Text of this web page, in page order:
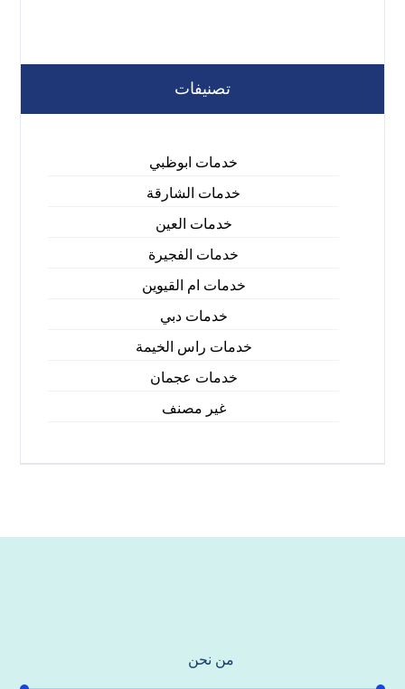
تصنيفات
خدمات ابوظبي
خدمات الشارقة
خدمات العين
خدمات الفجيرة
خدمات ام القيوين
خدمات دبي
خدمات راس الخيمة
خدمات عجمان
غير مصنف
من نحن